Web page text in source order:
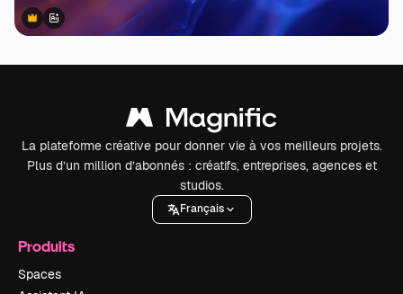
Premium
Premium
Généré par l’IA
La plateforme créative pour donner vie à vos meilleurs projets.
Plus d’un million d’abonnés : créatifs, entreprises, agences et
studios.
Français
Produits
Spaces